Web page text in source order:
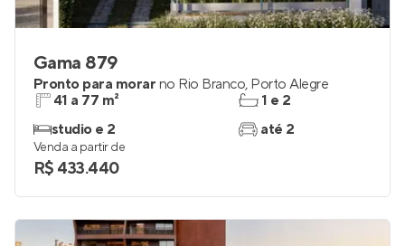
Gama 879
Pronto para morar no Rio Branco, Porto Alegre
41 a 77 m²
studio e 2
1 e 2
até 2
Venda a partir de
R$ 433.440